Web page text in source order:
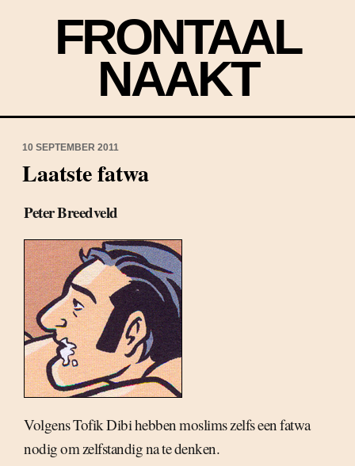
FRONTAAL
NAAKT
10 SEPTEMBER 2011
Laatste fatwa
Peter Breedveld
Volgens Tofik Dibi hebben moslims zelfs een fatwa
nodig om zelfstandig na te denken.